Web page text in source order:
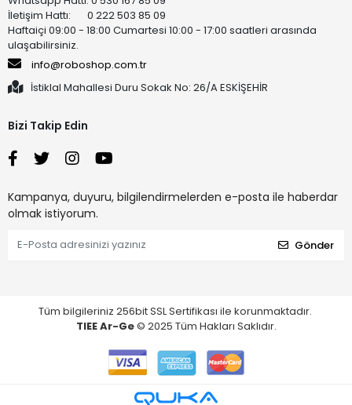
İletişim Hattı: 0 222 503 85 09
Haftaiçi 09:00 - 18:00 Cumartesi 10:00 - 17:00 saatleri arasında
ulaşabilirsiniz.
info@roboshop.com.tr
İstiklal Mahallesi Duru Sokak No: 26/A ESKİŞEHİR
Bizi Takip Edin
Kampanya, duyuru, bilgilendirmelerden e-posta ile haberdar
olmak istiyorum.
Gönder
Tüm bilgileriniz 256bit SSL Sertifikası ile korunmaktadır.
TIEE Ar-Ge© 2025 Tüm Hakları Saklıdır.